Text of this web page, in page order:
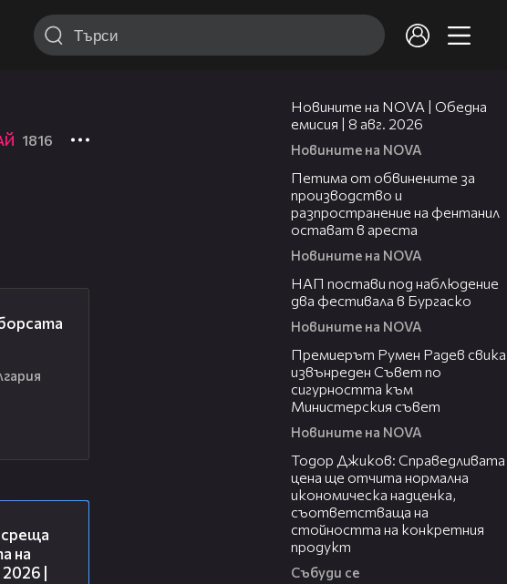
1816
на
|
Новините на NOVA | Обедна
емисия | 8 авг. 2026
Новините на NOVA
Петима от обвинените за
производство и
разпространение на фентанил
остават в ареста
Новините на NOVA
НАП постави под наблюдение
два фестивала в Бургаско
Новините на NOVA
Премиерът Румен Радев свика
извънреден Съвет по
сигурността към
Министерския съвет
Новините на NOVA
Тодор Джиков: Справедливата
цена ще отчита нормална
икономическа надценка,
съответстваща на
стойността на конкретния
продукт
Събуди се